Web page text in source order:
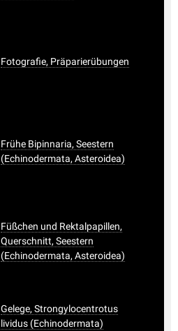
Fotografie, Präparierübungen
Frühe Bipinnaria, Seestern
(Echinodermata, Asteroidea)
Füßchen und Rektalpapillen,
Querschnitt, Seestern
(Echinodermata, Asteroidea)
Gelege, Strongylocentrotus
lividus (Echinodermata)